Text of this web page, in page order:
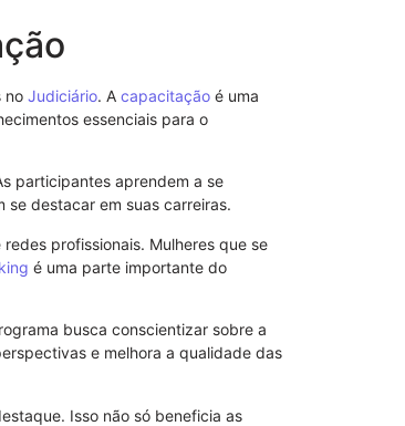
no Judiciário. A capacitação é uma
essenciais para o
participantes aprendem a se
se destacar em suas carreiras.
profissionais. Mulheres que se
é uma parte importante do
busca conscientizar sobre a
e melhora a qualidade das
Isso não só beneficia as